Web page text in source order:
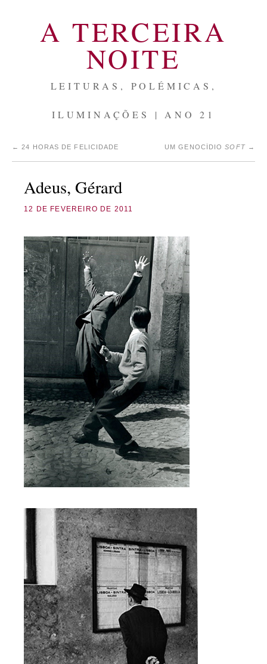
A TERCEIRA
NOITE
LEITURAS, POLÉMICAS,
ILUMINAÇÕES | ANO 21
← 24 HORAS DE FELICIDADE UM GENOCÍDIOSOFT →
Adeus, Gérard
12 DE FEVEREIRO DE 2011